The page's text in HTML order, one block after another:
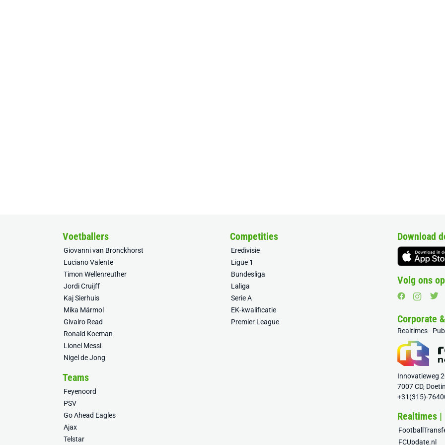
Voetballers
Giovanni van Bronckhorst
Luciano Valente
Timon Wellenreuther
Jordi Cruijff
Kaj Sierhuis
Mika Mármol
Givairo Read
Ronald Koeman
Lionel Messi
Nigel de Jong
Competities
Eredivisie
Ligue 1
Bundesliga
Laliga
Serie A
EK-kwalificatie
Premier League
Teams
Feyenoord
PSV
Go Ahead Eagles
Ajax
Telstar
Download
Volg ons
Corporate
Realtimes -
Innovatieweg
7007 CD,
+31(315)-
Realtimes
FCUpdate.nl